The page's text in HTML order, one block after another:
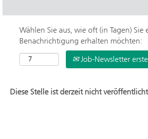
Wählen Sie aus, wie oft (in Tagen) Sie
Benachrichtigung erhalten möchten:
Job-Newsletter
Diese Stelle ist derzeit nicht